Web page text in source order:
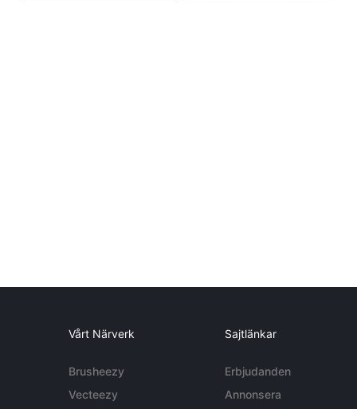
Vårt Närverk
Brusheezy
Vecteezy
Sajtlänkar
Erbjudanden
Annonsera